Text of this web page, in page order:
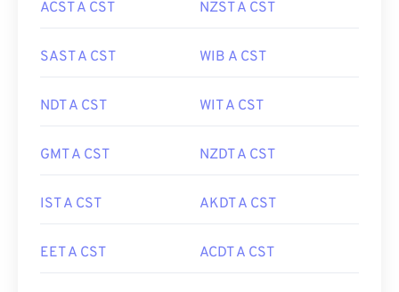
ACST A CST NZST A CST
SAST A CST WIB A CST
NDT A CST WIT A CST
GMT A CST NZDT A CST
IST A CST AKDT A CST
EET A CST ACDT A CST